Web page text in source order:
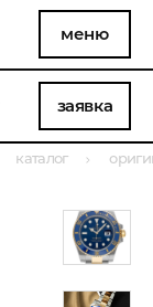
меню
заявка
каталог